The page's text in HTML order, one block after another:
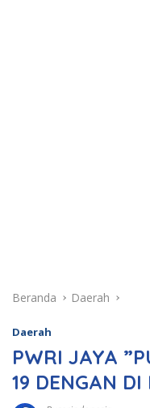
Beranda Daerah
Daerah
PWRI JAYA
19 DENGAN DI